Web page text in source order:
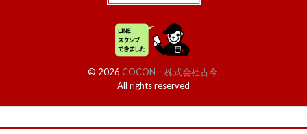
© 2026 COCON・株式会社古今.
All rights reserved